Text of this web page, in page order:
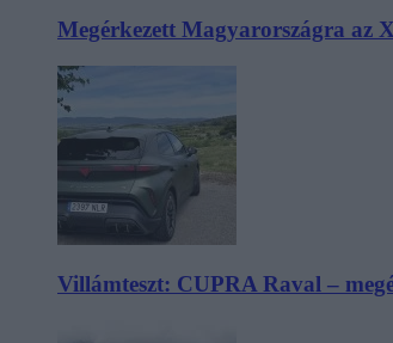
Megérkezett Magyarországra az
Villámteszt: CUPRA Raval –